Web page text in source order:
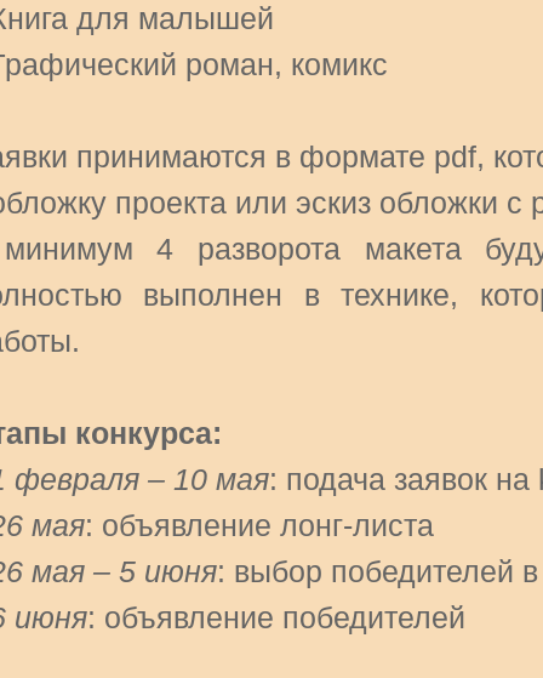
для малышей
роман, комикс
принимаются в формате pdf,
проекта или эскиз обложки с
4 разворота макета
выполнен в технике,
конкурса:
февраля – 10 мая: подача заявок
мая: объявление лонг-листа
мая – 5 июня: выбор победителей
июня: объявление победителей